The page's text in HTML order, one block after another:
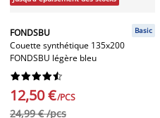
FONDSBU
Couette synthétique 135x200
FONDSBU légère bleu
Basic






12,50 €/PCS
24,99 € /pcs